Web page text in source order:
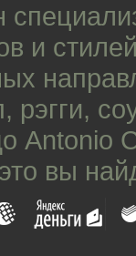
и
, рэгги,
Antonio
вы